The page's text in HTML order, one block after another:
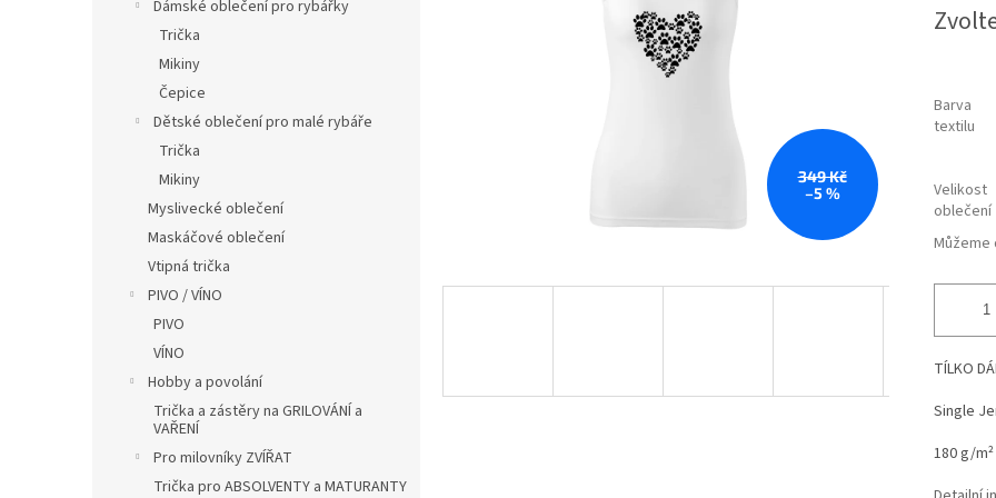
Dámské oblečení pro rybářky
Trička
Mikiny
Čepice
Dětské oblečení pro malé rybáře
Trička
Mikiny
Myslivecké oblečení
Maskáčové oblečení
Vtipná trička
PIVO / VÍNO
PIVO
VÍNO
Hobby a povolání
Trička a zástěry na GRILOVÁNÍ a
VAŘENÍ
Pro milovníky ZVÍŘAT
Trička pro ABSOLVENTY a MATURANTY
hvězdiček.
349 Kč
–5 %
cena:
Barva
textilu
Velikost
oblečení
TÍLKO
Single
180 g/m²